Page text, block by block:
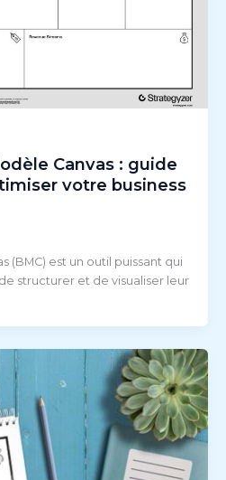
Canvas : guide
votre business
(BMC) est un outil puissant qui
structurer et de visualiser leur